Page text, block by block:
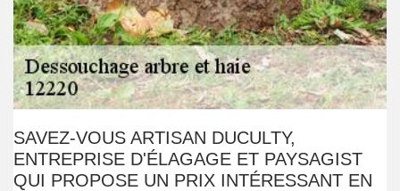
SAVEZ-VOUS ARTISAN DUCULTY,
ENTREPRISE D'ÉLAGAGE ET PAYSAGIST
QUI PROPOSE UN PRIX INTÉRESSANT EN